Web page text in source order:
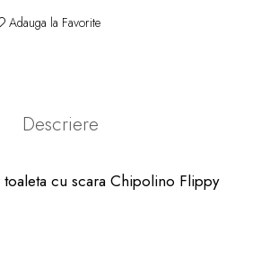
Adauga la Favorite
Descriere
cu scara Chipolino Flippy